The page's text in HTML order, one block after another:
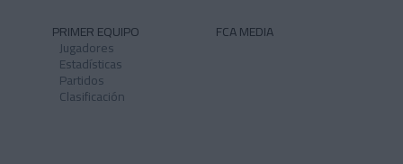
PRIMER EQUIPO
Jugadores
Estadísticas
Partidos
Clasificación
FCA MEDIA